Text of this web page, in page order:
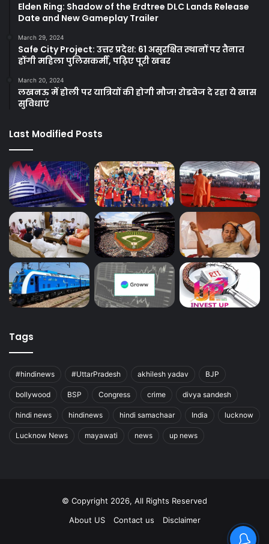
Elden Ring: Shadow of the Erdtree DLC Lands Release
Date and New Gameplay Trailer
March 29, 2024
Safe City Project: उत्तर प्रदेश: 61 असुरक्षित स्थानों पर तैनात
होंगी महिला पुलिसकर्मी, पढ़िए पूरी खबर
March 20, 2024
लखनऊ में होली पर यात्रियों की होगी मौज! रोडवेज दे रहा ये खास
सुविधाएं
Last Modified Posts
Tags
#hindinews #UttarPradesh akhilesh yadav BJP
bollywood BSP Congress crime divya sandesh
hindi news hindinews hindi samachaar India lucknow
Lucknow News mayawati news up news
© Copyright 2026, All Rights Reserved
About US
Contact us Disclaimer